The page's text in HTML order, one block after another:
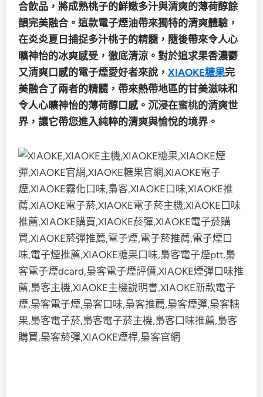
合飲品，將成熟桃子的鮮嫩多汁與清爽的薄荷醇餘
韻完美融合。這款電子煙油帶來獨特的清爽體驗，
在炎炎夏日捕捉多汁桃子的精髓，隨後帶來令人心
曠神怡的冰爽感受，徹底清涼。對於追求果香濃鬱
又清爽口感的電子煙愛好者來說，XIAOKE糖果完
美融合了兩者的精髓，帶來熱帶地區的甘美滋味和
令人心曠神怡的薄荷醇口感。沉浸在蜜桃的清爽世
界，讓它帶您進入純粹的清爽與愉悅的境界。